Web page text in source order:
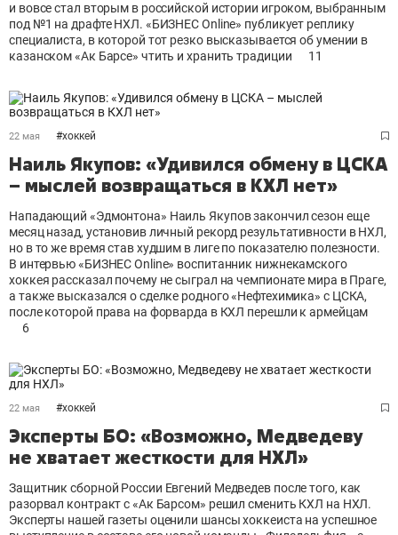
и вовсе стал вторым в российской истории игроком, выбранным
под №1 на драфте НХЛ. «БИЗНЕС Online» публикует реплику
специалиста, в которой тот резко высказывается об умении в
казанском «Ак Барсе» чтить и хранить традиции
11
22 мая #хоккей
Наиль Якупов: «Удивился обмену в ЦСКА
– мыслей возвращаться в КХЛ нет»
Нападающий «Эдмонтона» Наиль Якупов закончил сезон еще
месяц назад, установив личный рекорд результативности в НХЛ,
но в то же время став худшим в лиге по показателю полезности.
В интервью «БИЗНЕС Online» воспитанник нижнекамского
хоккея рассказал почему не сыграл на чемпионате мира в Праге,
а также высказался о сделке родного «Нефтехимика» с ЦСКА,
после которой права на форварда в КХЛ перешли к армейцам
6
22 мая #хоккей
Эксперты БО: «Возможно, Медведеву
не хватает жесткости для НХЛ»
Защитник сборной России Евгений Медведев после того, как
разорвал контракт с «Ак Барсом» решил сменить КХЛ на НХЛ.
Эксперты нашей газеты оценили шансы хоккеиста на успешное